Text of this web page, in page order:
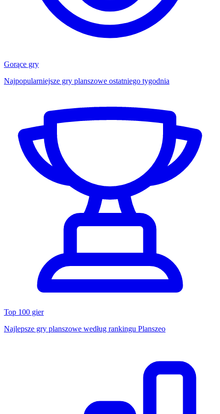
Gorące gry
Najpopularniejsze gry planszowe ostatniego tygodnia
Top 100 gier
Najlepsze gry planszowe według rankingu Planszeo